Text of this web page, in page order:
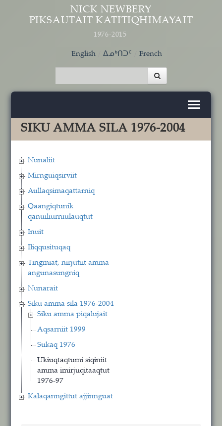
Skip to main content
NICK NEWBERY
PIKSAUTAIT KATITIQHIMAYAIT
1976-2015
English ᐃᓄᒃᑎᑐᑦ French
SIKU AMMA SILA 1976-2004
Nunaliit
Mirnguiqsirviit
Aullaqsimaqattarniq
Qaangiqtunik
qanuiliurniulauqtut
Inuit
Iliqqusituqaq
Tingmiat, nirjutiit amma
angunasungniq
Nunarait
Siku amma sila 1976-2004
Siku amma piqalujait
Aqsarniit 1999
Sukaq 1976
Ukiuqtaqtumi siqiniit
amma imirjuqitaaqtut
1976-97
Kalaqanngittut ajjinnguat